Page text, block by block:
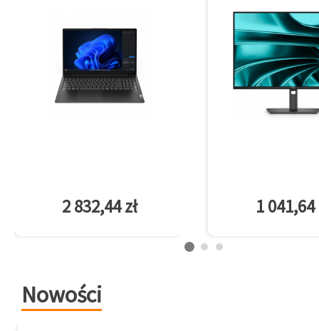
2 832,44 zł 1 041,64
Nowości